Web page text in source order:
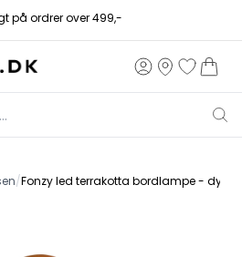
på ordrer over 499,-
/Fonzy led terrakotta bordlampe -